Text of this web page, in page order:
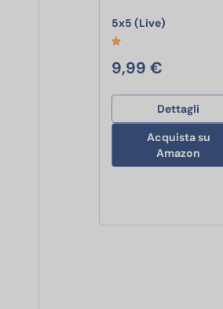
5x5 (Live)
9,99 €
Dettagli
Acquista su
Amazon